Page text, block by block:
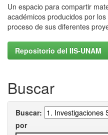
Un espacio para compartir
académicos producidos por
proceso de sus diferentes
Repositorio del IIS-UNAM
Buscar
Buscar:
por